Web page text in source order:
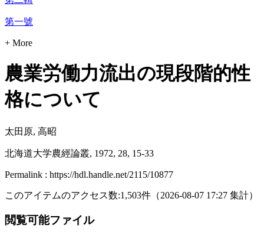
第一號
+ More
農業労働力流出の現段階的性
格について
太田原, 高昭
北海道大学農經論叢, 1972, 28, 15-33
Permalink : https://hdl.handle.net/2115/10877
このアイテムのアクセス数:1,503件 （2026-08-07 17:27 集計）
閲覧可能ファイル